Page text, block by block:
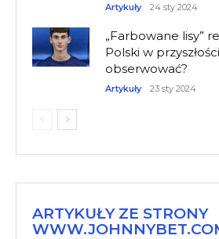
Artykuły 24 sty 2024
„Farbowane lisy”
Polski w
obserwować?
Artykuły 23 sty 2024
ARTYKUŁY ZE STRONY